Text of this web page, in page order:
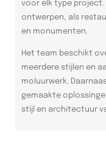
voor elk type project.
ontwerpen, als
en monumenten.
Het team beschikt
meerdere stijlen en
moluurwerk.
gemaakte
stijl en architectuur